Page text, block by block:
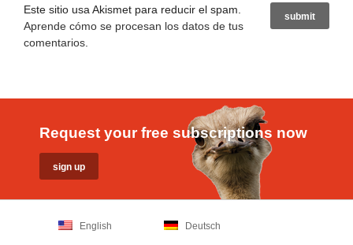
Este sitio usa Akismet para reducir el spam.
Aprende cómo se procesan los datos de tus
comentarios
Request your free subscriptions now
English Deutsch